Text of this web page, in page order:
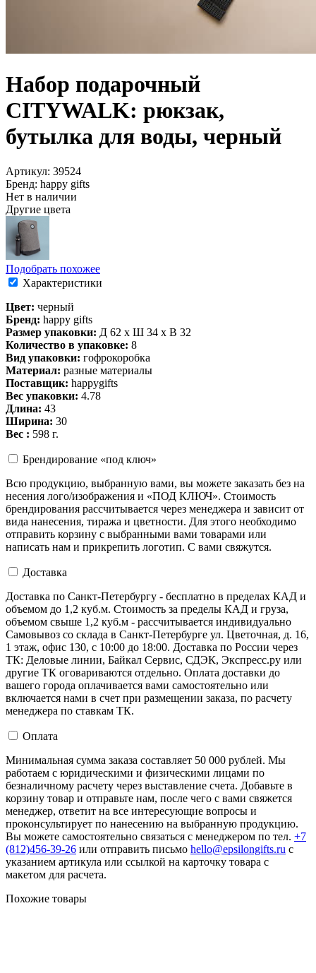
Набор подарочный
CITYWALK: рюкзак,
бутылка для воды, черный
Артикул: 39524
Бренд: happy gifts
Нет в наличии
Другие цвета
Подобрать похожее
Характеристики
Цвет: черный
Бренд: happy gifts
Размер упаковки: Д 62 x Ш 34 x В 32
Количество в упаковке: 8
Вид упаковки: гофрокоробка
Материал: разные материалы
Поставщик: happygifts
Вес упаковки: 4.78
Длина: 43
Ширина: 30
Вес : 598 г.
Брендирование «под ключ»
Всю продукцию, выбранную вами, вы можете заказать без на
несения лого/изображения и «ПОД КЛЮЧ». Стоимость
брендирования рассчитывается через менеджера и зависит от
вида нанесения, тиража и цветности. Для этого необходимо
отправить корзину с выбранными вами товарами или
написать нам и прикрепить логотип. С вами свяжутся.
Доставка
Доставка по Санкт-Петербургу - бесплатно в пределах КАД и
объемом до 1,2 куб.м. Стоимость за пределы КАД и груза,
объемом свыше 1,2 куб.м - рассчитывается индивидуально
Самовывоз со склада в Санкт-Петербурге ул. Цветочная, д. 16,
1 этаж, офис 130, с 10:00 до 18:00. Доставка по России через
ТК: Деловые линии, Байкал Сервис, СДЭК, Экспресс.ру или
другие ТК оговариваются отдельно. Оплата доставки до
вашего города оплачивается вами самостоятельно или
включается нами в счет при размещении заказа, по расчету
менеджера по ставкам ТК.
Оплата
Минимальная сумма заказа составляет 50 000 рублей. Мы
работаем с юридическими и физическими лицами по
безналичному расчету через выставление счета. Добавьте в
корзину товар и отправьте нам, после чего с вами свяжется
менеджер, ответит на все интересующие вопросы и
проконсультирует по нанесению на выбранную продукцию.
Вы можете самостоятельно связаться с менеджером по тел. +7
(812)456-39-26 или отправить письмо hello@epsilongifts.ru с
указанием артикула или ссылкой на карточку товара с
макетом для расчета.
Похожие товары